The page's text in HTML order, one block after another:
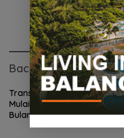
Baca Juga
Transformasi TelkomGroup
Mulai Tunjukkan Hasil, Enam
Bulan InfraNexia Catat
Pendapatan Rp 7,7 Triliun